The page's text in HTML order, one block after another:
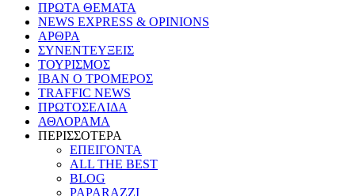
ΠΡΩΤΑ ΘΕΜΑΤΑ
NEWS EXPRESS & OPINIONS
ΑΡΘΡΑ
ΣΥΝΕΝΤΕΥΞΕΙΣ
ΤΟΥΡΙΣΜΟΣ
ΙΒΑΝ Ο ΤΡΟΜΕΡΟΣ
TRAFFIC NEWS
ΠΡΩΤΟΣΕΛΙΔΑ
ΑΘΛΟΡΑΜΑ
ΠΕΡΙΣΣΟΤΕΡΑ
ΕΠΕΙΓΟΝΤΑ
ALL THE BEST
BLOG
PAPARAZZI